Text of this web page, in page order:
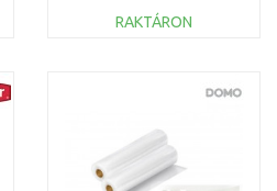
RAKTÁRON
Összehasonlítás